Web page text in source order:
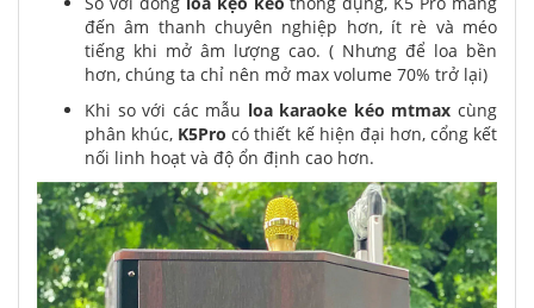
đến âm thanh chuyên nghiệp hơn, ít rè và méo
tiếng khi mở âm lượng cao. ( Nhưng để loa bền
hơn, chúng ta chỉ nên mở max volume 70% trở lại)
Khi so với các mẫu loa karaoke kéo mtmax cùng
phân khúc, K5Pro có thiết kế hiện đại hơn, cổng kết
nối linh hoạt và độ ổn định cao hơn.